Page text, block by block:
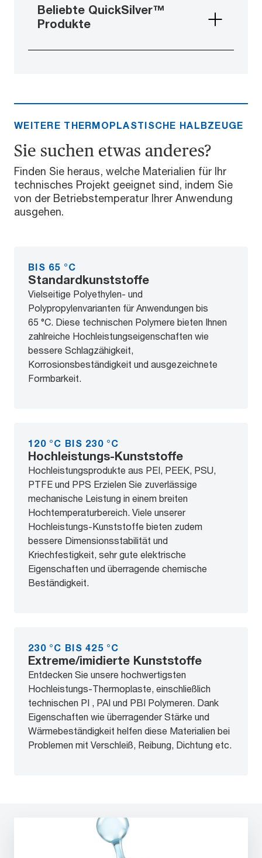
Beliebte QuickSilver™
Produkte
WEITERE THERMOPLASTISCHE HALBZEUGE
Sie suchen etwas anderes?
Finden Sie heraus, welche Materialien für Ihr
technisches Projekt geeignet sind, indem Sie
von der Betriebstemperatur Ihrer Anwendung
ausgehen.
BIS 65 °C
Standardkunststoffe
Vielseitige Polyethylen- und
Polypropylenvarianten für Anwendungen bis
65 °C. Diese technischen Polymere bieten Ihnen
zahlreiche Hochleistungseigenschaften wie
bessere Schlagzähigkeit,
Korrosionsbeständigkeit und ausgezeichnete
Formbarkeit.
120 °C BIS 230 °C
Hochleistungs-Kunststoffe
Hochleistungsprodukte aus PEI, PEEK, PSU,
PTFE und PPS Erzielen Sie zuverlässige
mechanische Leistung in einem breiten
Hochtemperaturbereich. Viele unserer
Hochleistungs-Kunststoffe bieten zudem
bessere Dimensionsstabilität und
Kriechfestigkeit, sehr gute elektrische
Eigenschaften und überragende chemische
Beständigkeit.
230 °C BIS 425 °C
Extreme/imidierte Kunststoffe
Entdecken Sie unsere hochwertigsten
Hochleistungs-Thermoplaste, einschließlich
technischen PI , PAI und PBI Polymeren. Dank
Eigenschaften wie überragender Stärke und
Wärmebeständigkeit helfen diese Materialien bei
Problemen mit Verschleiß, Reibung, Dichtung etc.